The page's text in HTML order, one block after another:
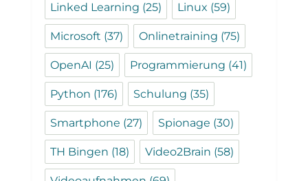
Linked Learning (25) Linux (59)
Microsoft (37) Onlinetraining (75)
OpenAI (25) Programmierung (41)
Python (176) Schulung (35)
Smartphone (27) Spionage (30)
TH Bingen (18) Video2Brain (58)